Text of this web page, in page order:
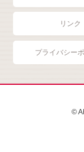
リンク
プライバシー
©